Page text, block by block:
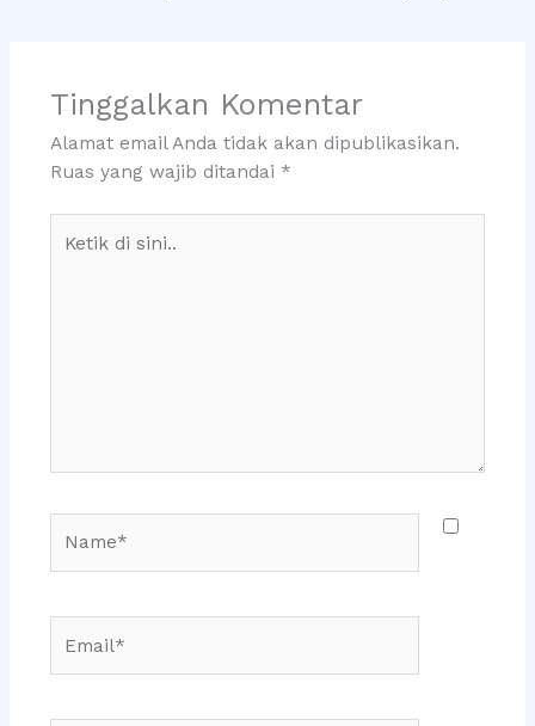
Tinggalkan Komentar
Alamat email Anda tidak akan dipublikasikan.
Ruas yang wajib ditandai *